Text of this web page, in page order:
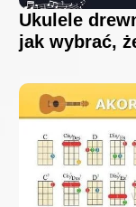
Ukulele
jak wybrać,